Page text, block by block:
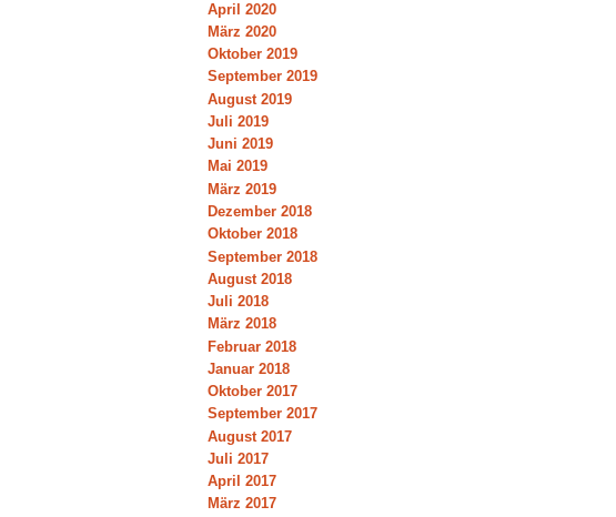
April 2020
März 2020
Oktober 2019
September 2019
August 2019
Juli 2019
Juni 2019
Mai 2019
März 2019
Dezember 2018
Oktober 2018
September 2018
August 2018
Juli 2018
März 2018
Februar 2018
Januar 2018
Oktober 2017
September 2017
August 2017
Juli 2017
April 2017
März 2017